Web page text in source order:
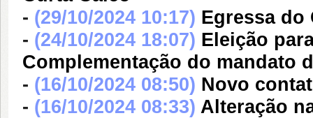
- (29/10/2024 10:17) Egressa do
- (24/10/2024 18:07) Eleição
Complementação do mandato
- (16/10/2024 08:50) Novo
- (16/10/2024 08:33) Alteração